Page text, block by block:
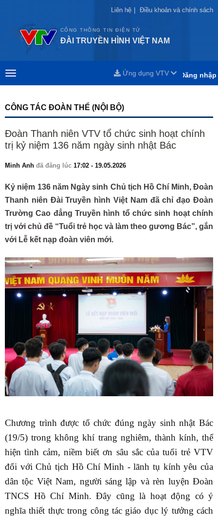
Liên hệ Điều khoản và chính sách
Liên hệ Điều khoản và chính sách
CỔNG THÔNG TIN ĐIỆN TỬ
ĐÀI TRUYỀN HÌNH VIỆT NAM
Đăng nhập
Ứng dụng VTV
CÔNG TÁC ĐOÀN THỂ (NỘI BỘ)
Đoàn Thanh niên VTV tổ chức sinh hoạt chính
trị kỷ niệm 136 năm ngày sinh nhật Bác
Minh Anh đã đăng lúc 17:02 - 19.05.2026
Kỷ niệm 136 năm Ngày sinh Chủ tịch Hồ Chí Minh, Đoàn
Thanh niên Đài Truyền hình Việt Nam đã chỉ đạo Đoàn
Trường Cao đẳng Truyền hình tổ chức sinh hoạt chính
trị với chủ đề “Tuổi trẻ học và làm theo gương Bác”, gắn
với Lễ kết nạp đoàn viên mới.
Chương trình được tổ chức đúng ngày sinh nhật Bác
(19/5) trong không khí trang nghiêm, thành kính, thể
hiện tình cảm, niềm biết ơn sâu sắc của tuổi trẻ VTV
đối với Chủ tịch Hồ Chí Minh - lãnh tụ kính yêu của
dân tộc Việt Nam, người sáng lập và rèn luyện Đoàn
TNCS Hồ Chí Minh. Đây cũng là hoạt động có ý
nghĩa thiết thực trong công tác giáo dục lý tưởng cách